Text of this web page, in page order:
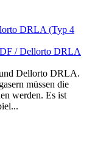
DRLA (Typ 4
Dellorto DRLA.
müssen die
werden. Es ist